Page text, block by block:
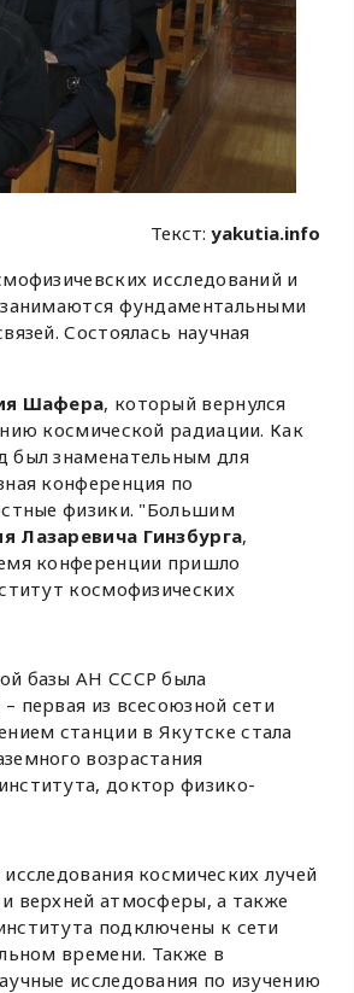
Текст:yakutia.info
исследований и
фундаментальными
Состоялась научная
Шафера, который вернулся
космической радиации. Как
был знаменательным для
конференция по
физики. "Большим
Лазаревича Гинзбурга,
конференции пришло
космофизических
базы АН СССР была
первая из всесоюзной сети
станции в Якутске стала
возрастания
доктор физико-
космических лучей
верхней атмосферы, а также
подключены к сети
времени. Также в
исследования по изучению